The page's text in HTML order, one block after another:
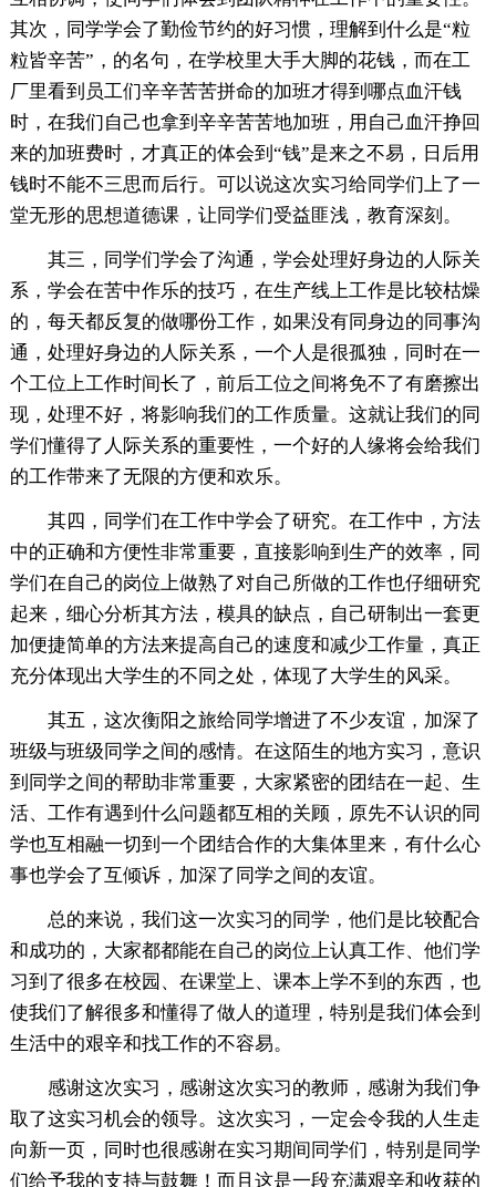
其次，同学学会了勤俭节约的好习惯，理解到什么是“粒
粒皆辛苦”，的名句，在学校里大手大脚的花钱，而在工
厂里看到员工们辛辛苦苦拼命的加班才得到哪点血汗钱
时，在我们自己也拿到辛辛苦苦地加班，用自己血汗挣回
来的加班费时，才真正的体会到“钱”是来之不易，日后用
钱时不能不三思而后行。可以说这次实习给同学们上了一
堂无形的思想道德课，让同学们受益匪浅，教育深刻。
其三，同学们学会了沟通，学会处理好身边的人际关
系，学会在苦中作乐的技巧，在生产线上工作是比较枯燥
的，每天都反复的做哪份工作，如果没有同身边的同事沟
通，处理好身边的人际关系，一个人是很孤独，同时在一
个工位上工作时间长了，前后工位之间将免不了有磨擦出
现，处理不好，将影响我们的工作质量。这就让我们的同
学们懂得了人际关系的重要性，一个好的人缘将会给我们
的工作带来了无限的方便和欢乐。
其四，同学们在工作中学会了研究。在工作中，方法
中的正确和方便性非常重要，直接影响到生产的效率，同
学们在自己的岗位上做熟了对自己所做的工作也仔细研究
起来，细心分析其方法，模具的缺点，自己研制出一套更
加便捷简单的方法来提高自己的速度和减少工作量，真正
充分体现出大学生的不同之处，体现了大学生的风采。
其五，这次衡阳之旅给同学增进了不少友谊，加深了
班级与班级同学之间的感情。在这陌生的地方实习，意识
到同学之间的帮助非常重要，大家紧密的团结在一起、生
活、工作有遇到什么问题都互相的关顾，原先不认识的同
学也互相融一切到一个团结合作的大集体里来，有什么心
事也学会了互倾诉，加深了同学之间的友谊。
总的来说，我们这一次实习的同学，他们是比较配合
和成功的，大家都都能在自己的岗位上认真工作、他们学
习到了很多在校园、在课堂上、课本上学不到的东西，也
使我们了解很多和懂得了做人的道理，特别是我们体会到
生活中的艰辛和找工作的不容易。
感谢这次实习，感谢这次实习的教师，感谢为我们争
取了这实习机会的领导。这次实习，一定会令我的人生走
向新一页，同时也很感谢在实习期间同学们，特别是同学
们给予我的支持与鼓舞！而且这是一段充满艰辛和收获的